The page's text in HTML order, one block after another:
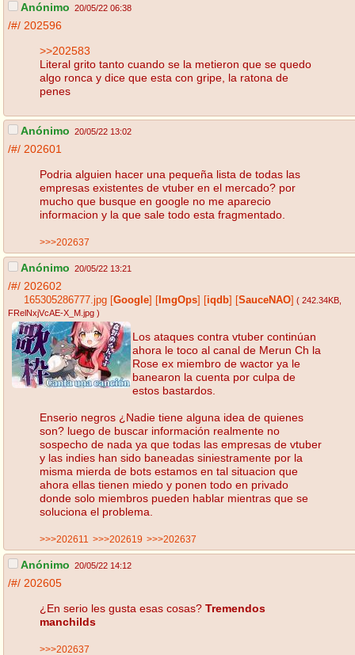
Anónimo 20/05/22 06:38
/#/ 202596
>>202583
Literal grito tanto cuando se la metieron que se quedo
algo ronca y dice que esta con gripe, la ratona de
penes
Anónimo 20/05/22 13:02
/#/ 202601
Podria alguien hacer una pequeña lista de todas las
empresas existentes de vtuber en el mercado? por
mucho que busque en google no me aparecio
informacion y la que sale todo esta fragmentado.
>>>202637
Anónimo 20/05/22 13:21
/#/ 202602
165305286777.jpg Google ImgOps iqdb SauceNAO ( 242.34KB
FRelNxjVcAE-X_M.jpg )
Los ataques contra vtuber continúan
ahora le toco al canal de Merun Ch la
Rose ex miembro de wactor ya le
banearon la cuenta por culpa de
estos bastardos.
Enserio negros ¿Nadie tiene alguna idea de quienes
son? luego de buscar información realmente no
sospecho de nada ya que todas las empresas de vtuber
y las indies han sido baneadas siniestramente por la
misma mierda de bots estamos en tal situacion que
ahora ellas tienen miedo y ponen todo en privado
donde solo miembros pueden hablar mientras que se
soluciona el problema.
>>>202611 >>>202619 >>>202637
Anónimo 20/05/22 14:12
/#/ 202605
¿En serio les gusta esas cosas? Tremendos
manchilds
>>>202637